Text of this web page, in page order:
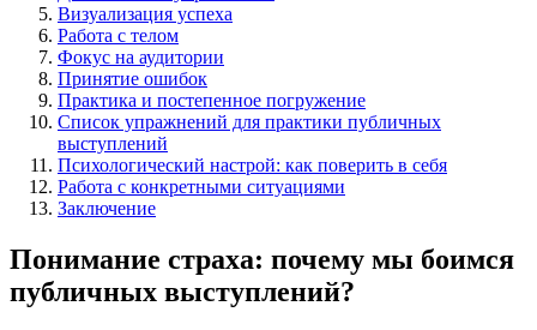
Визуализация успеха
Работа с телом
Фокус на аудитории
Принятие ошибок
Практика и постепенное погружение
Список упражнений для практики публичных
выступлений
Психологический настрой: как поверить в себя
Работа с конкретными ситуациями
Заключение
Понимание страха: почему мы боимся
публичных выступлений?